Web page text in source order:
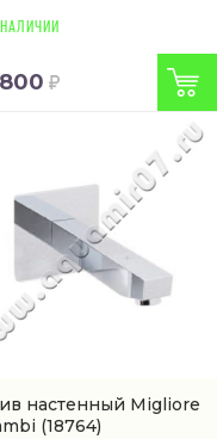
настенный Migliore
(18764)